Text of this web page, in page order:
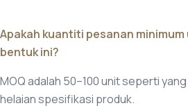
Apakah kuantiti pesanan minimum
bentuk ini?
MOQ adalah 50–100 unit seperti
helaian spesifikasi produk.